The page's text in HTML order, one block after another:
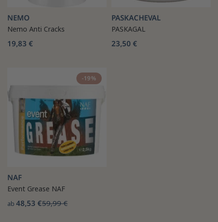
NEMO
Nemo Anti Cracks
19,83 €
PASKACHEVAL
PASKAGAL
23,50 €
-19%
NAF
Event Grease NAF
ab 48,53 €59,99 €